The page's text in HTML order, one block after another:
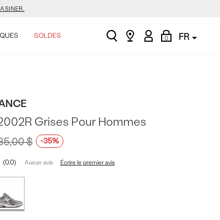
SOLDES search
Find
My
Account
0
Shopping
Bag
FR
0.0 Aucun avis Écrire le premier avis
Grises Pour Hommes
$ -35%